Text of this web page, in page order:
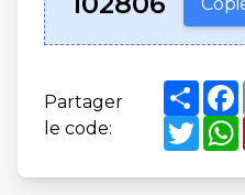
Partager
le code: